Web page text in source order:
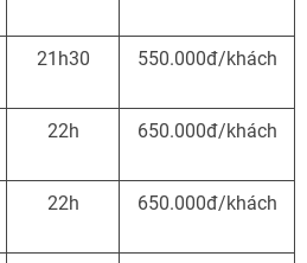
21h30 550.000đ/khách
22h 650.000đ/khách
22h 650.000đ/khách